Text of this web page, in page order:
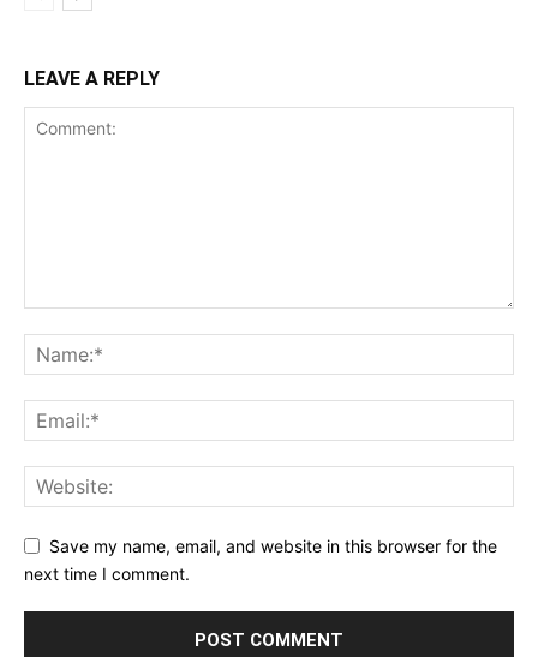
LEAVE A REPLY
Save my name, email, and website in this browser for the
next time I comment.